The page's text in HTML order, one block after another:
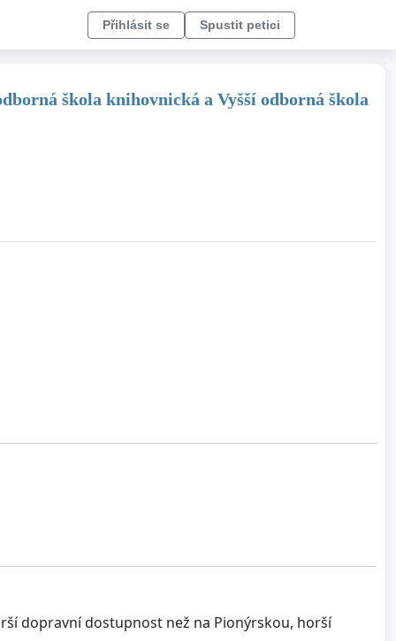
Přihlásit se Spustit petici
škola knihovnická a Vyšší odborná škola
dopravní dostupnost než na Pionýrskou, horší